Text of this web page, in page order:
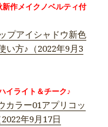
作メイクノベルティ付
プアイシャドウ新色
い方♪（2022年9月3
イライト＆チーク♪
ラー01アプリコッ
年9月17日